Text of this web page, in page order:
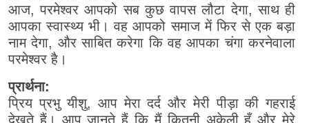
आज, परमेश्वर आपको सब कुछ वापस लौटा देगा, साथ ही
आपका स्वास्थ्य भी। वह आपको समाज में फिर से एक बड़ा
नाम देगा, और साबित करेगा कि वह आपका चंगा करनेवाला
परमेश्वर है।
प्रार्थना:
प्रिय प्रभु यीशु, आप मेरा दर्द और मेरी पीड़ा की गहराई
देखते हैं। आप जानते हैं कि मैं कितनी अकेली हूँ और मेरे